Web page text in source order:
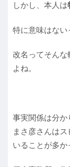
しかし、本人は
特に意味はない
改名ってそんな
よね。
事実関係は分
まさ彦さんは
いることが多か